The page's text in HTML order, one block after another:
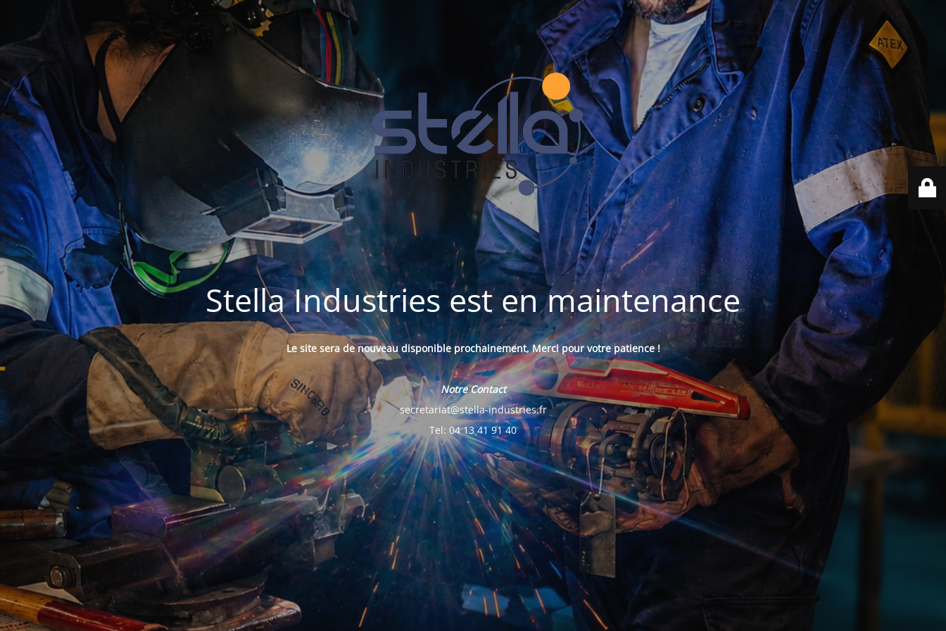
Stella Industries est en maintenance
Le site sera de nouveau disponible prochainement, Merci pour votre patience !
Notre Contact
secretariat@stella-industries.fr
Tel: 04 13 41 91 40